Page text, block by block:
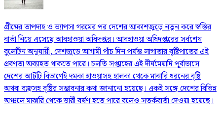
গ্রীষ্মের তাপদাহ ও ভ্যাপসা গরমের পর দেশের আকাশজুড়ে নতুন করে স্বস্তির
বার্তা নিয়ে এসেছে আবহাওয়া অধিদপ্তর। আবহাওয়া অধিদপ্তরের সর্বশেষ
বুলেটিন অনুযায়ী, দেশজুড়ে আগামী পাঁচ দিন পর্যন্ত লাগাতার বৃষ্টিপাতের এই
প্রবণতা অব্যাহত থাকতে পারে। চলতি সপ্তাহের এই দীর্ঘমেয়াদি পূর্বাভাসে
দেশের আটটি বিভাগেই দমকা হাওয়াসহ হালকা থেকে মাঝারি ধরনের বৃষ্টি
অথবা বজ্রসহ বৃষ্টির সম্ভাবনার কথা জানানো হয়েছে। একই সঙ্গে দেশের বিভিন্ন
অঞ্চলে মাঝারি থেকে ভারী বর্ষণ হতে পারে বলেও সতর্কবার্তা দেওয়া হয়েছে।